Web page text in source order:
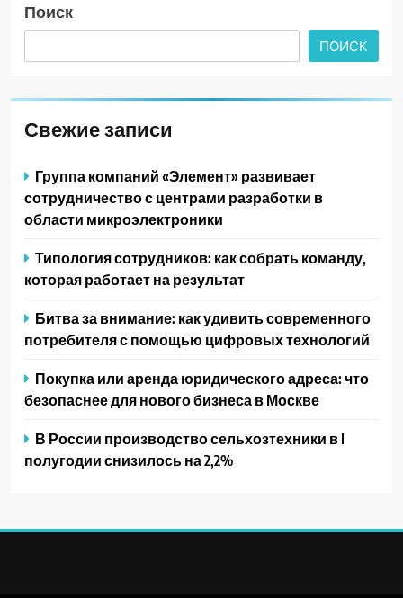
Поиск
ПОИСК
Свежие записи
Группа компаний «Элемент» развивает
сотрудничество с центрами разработки в
области микроэлектроники
Типология сотрудников: как собрать команду,
которая работает на результат
Битва за внимание: как удивить современного
потребителя с помощью цифровых технологий
Покупка или аренда юридического адреса: что
безопаснее для нового бизнеса в Москве
В России производство сельхозтехники в I
полугодии снизилось на 2,2%